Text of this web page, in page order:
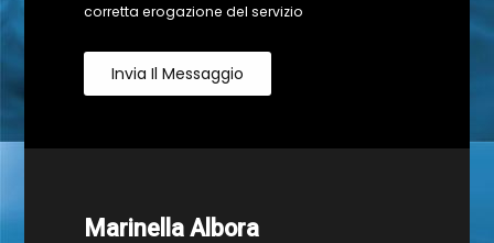
corretta erogazione del servizio
Invia Il Messaggio
Marinella Albora